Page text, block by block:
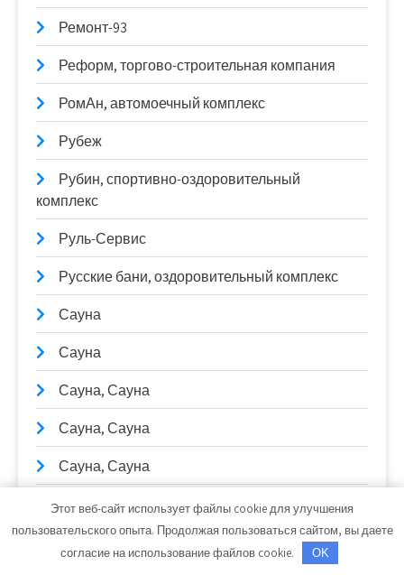
Ремонт-93
Реформ, торгово-строительная компания
РомАн, автомоечный комплекс
Рубеж
Рубин, спортивно-оздоровительный
комплекс
Руль-Сервис
Русские бани, оздоровительный комплекс
Сауна
Сауна
Сауна, Сауна
Сауна, Сауна
Сауна, Сауна
Сауны Питера, оздоровительный комплекс
Этот веб-сайт использует файлы cookie для улучшения
пользовательского опыта. Продолжая пользоваться сайтом, вы даете
согласие на использование файлов cookie.
OK